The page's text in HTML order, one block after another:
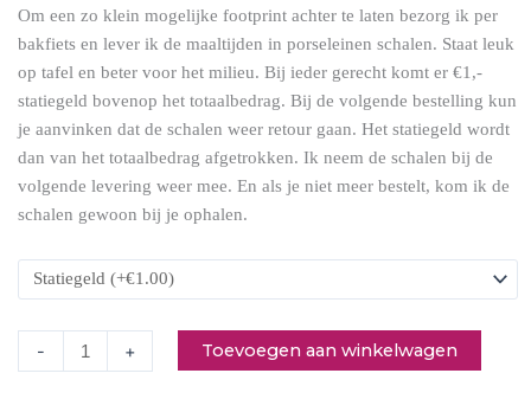
Om een zo klein mogelijke footprint achter te laten bezorg ik per
bakfiets en lever ik de maaltijden in porseleinen schalen. Staat leuk
op tafel en beter voor het milieu. Bij ieder gerecht komt er €1,-
statiegeld bovenop het totaalbedrag. Bij de volgende bestelling kun
je aanvinken dat de schalen weer retour gaan. Het statiegeld wordt
dan van het totaalbedrag afgetrokken. Ik neem de schalen bij de
volgende levering weer mee. En als je niet meer bestelt, kom ik de
schalen gewoon bij je ophalen.
-
Doperwtensoep
met
feta
en
munt
(donderdag)
aantal
+ Toevoegen aan winkelwagen